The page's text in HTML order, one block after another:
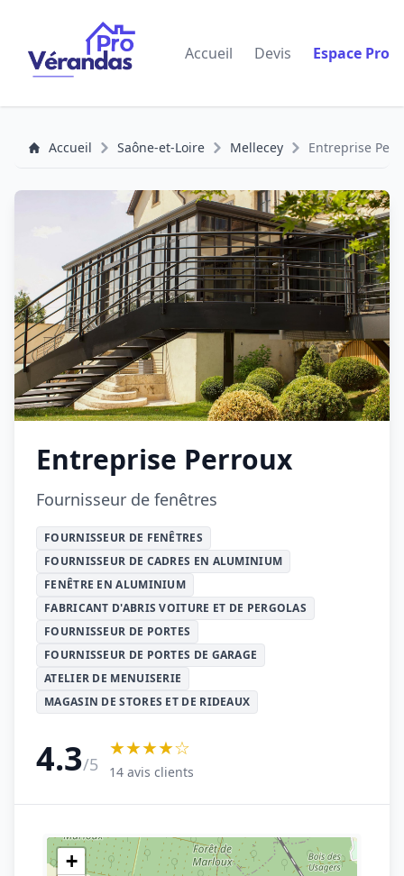
Accueil Devis Espace Pro
Accueil Saône-et-Loire Mellecey Entreprise
Entreprise Perroux
Fournisseur de fenêtres
FOURNISSEUR DE FENÊTRES
FOURNISSEUR DE CADRES EN ALUMINIUM
FENÊTRE EN ALUMINIUM
FABRICANT D'ABRIS VOITURE ET DE PERGOLAS
FOURNISSEUR DE PORTES
FOURNISSEUR DE PORTES DE GARAGE
ATELIER DE MENUISERIE
MAGASIN DE STORES ET DE RIDEAUX
4.3/5
★★★★☆
14 avis clients
+